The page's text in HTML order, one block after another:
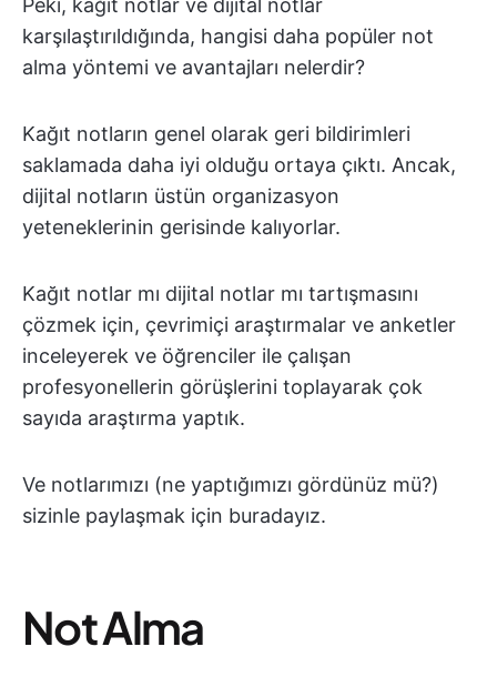
Peki, kağıt notlar ve dijital notlar
karşılaştırıldığında, hangisi daha popüler not
alma yöntemi ve avantajları nelerdir?
Kağıt notların genel olarak geri bildirimleri
saklamada daha iyi olduğu ortaya çıktı. Ancak,
dijital notların üstün organizasyon
yeteneklerinin gerisinde kalıyorlar.
Kağıt notlar mı dijital notlar mı tartışmasını
çözmek için, çevrimiçi araştırmalar ve anketler
inceleyerek ve öğrenciler ile çalışan
profesyonellerin görüşlerini toplayarak çok
sayıda araştırma yaptık.
Ve notlarımızı (ne yaptığımızı gördünüz mü?)
sizinle paylaşmak için buradayız.
Not Alma